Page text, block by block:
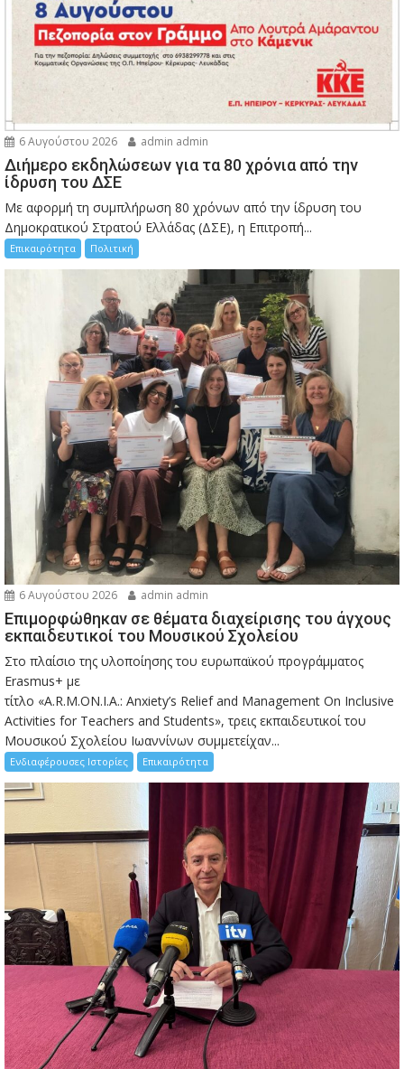
6 Αυγούστου 2026 admin admin
Διήμερο εκδηλώσεων για τα 80 χρόνια από την
ίδρυση του ΔΣΕ
Με αφορμή τη συμπλήρωση 80 χρόνων από την ίδρυση του
Δημοκρατικού Στρατού Ελλάδας (ΔΣΕ), η Επιτροπή...
Επικαιρότητα Πολιτική
6 Αυγούστου 2026 admin admin
Eπιμορφώθηκαν σε θέματα διαχείρισης του άγχους
εκπαιδευτικοί του Μουσικού Σχολείου
Στο πλαίσιο της υλοποίησης του ευρωπαϊκού προγράμματος
Erasmus+ με
τίτλο «A.R.M.ON.I.A.: Anxiety’s Relief and Management On Inclusive
Activities for Teachers and Students», τρεις εκπαιδευτικοί του
Μουσικού Σχολείου Ιωαννίνων συμμετείχαν...
Ενδιαφέρουσες Ιστορίες Επικαιρότητα